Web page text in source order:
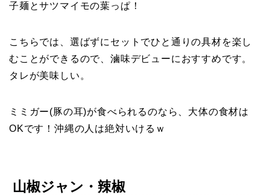
子麺とサツマイモの葉っぱ！
こちらでは、選ばずにセットでひと通りの具材を楽し
むことができるので、滷味デビューにおすすめです。
タレが美味しい。
ミミガー(豚の耳)が食べられるのなら、大体の食材は
OKです！沖縄の人は絶対いけるｗ
山椒ジャン・辣椒